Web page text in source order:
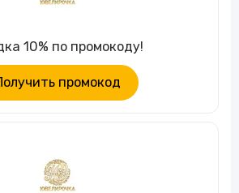
10% по промокоду!
промокод